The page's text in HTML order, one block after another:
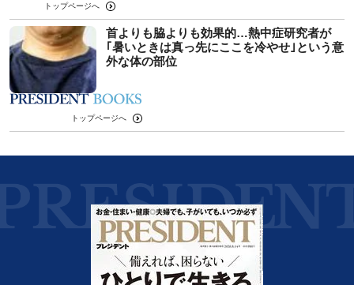
トップページへ
首よりも脇よりも効果的…熱中症研究者が
｢暑いときは真っ先にここを冷やせ｣という意
外な体の部位
トップページへ